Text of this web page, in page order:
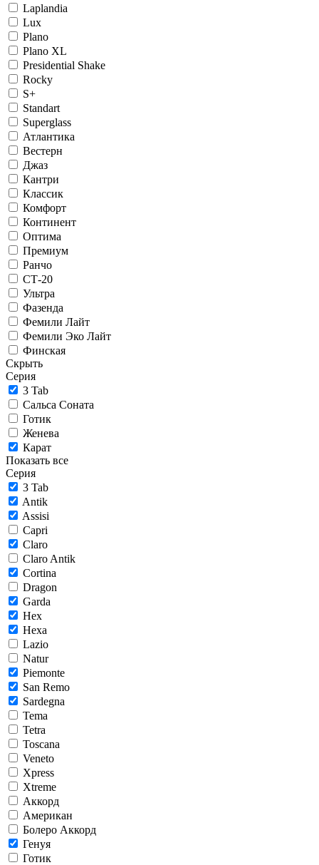
Laplandia
Lux
Plano
Plano XL
Presidential Shake
Rocky
S+
Standart
Superglass
Атлантика
Вестерн
Джаз
Кантри
Классик
Комфорт
Континент
Оптима
Премиум
Ранчо
СТ-20
Ультра
Фазенда
Фемили Лайт
Фемили Эко Лайт
Финская
Скрыть
Серия
3 Tab
Сальса Соната
Готик
Женева
Карат
Показать все
Серия
3 Tab
Antik
Assisi
Capri
Claro
Claro Antik
Cortina
Dragon
Garda
Hex
Hexa
Lazio
Natur
Piemonte
San Remo
Sardegna
Tema
Tetra
Toscana
Veneto
Xpress
Xtreme
Аккорд
Американ
Болеро Аккорд
Генуя
Готик